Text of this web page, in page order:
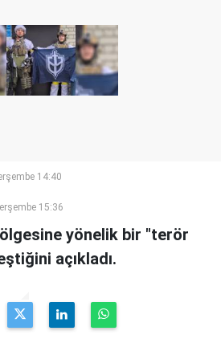
14:40
15:36
yönelik bir "terör
açıkladı.